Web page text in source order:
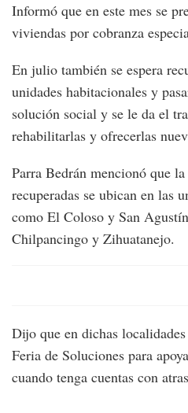
Informó que en este mes se
viviendas por cobranza
En julio también se espera
unidades habitacionales y
solución social y se le da el
rehabilitarlas y ofrecerlas
Parra Bedrán mencionó que
recuperadas se ubican en las
como El Coloso y San
Chilpancingo y Zihuatanejo.
Dijo que en dichas
Feria de Soluciones para
cuando tenga cuentas con